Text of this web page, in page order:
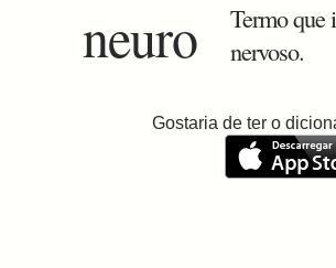
neuro
Termo que
nervoso.
Gostaria de ter o